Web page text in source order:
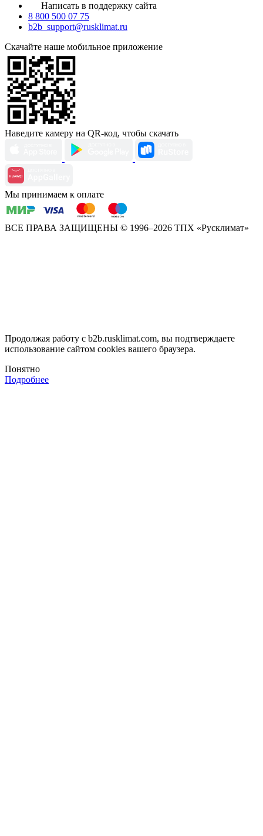
Написать в поддержку сайта
8 800 500 07 75
b2b_support@rusklimat.ru
Скачайте наше мобильное приложение
Наведите камеру на QR-код, чтобы скачать
Мы принимаем к оплате
ВСЕ ПРАВА ЗАЩИЩЕНЫ © 1996–2026 ТПХ «Русклимат»
Продолжая работу с b2b.rusklimat.com, вы подтверждаете
использование сайтом cookies вашего браузера.
Понятно
Подробнее